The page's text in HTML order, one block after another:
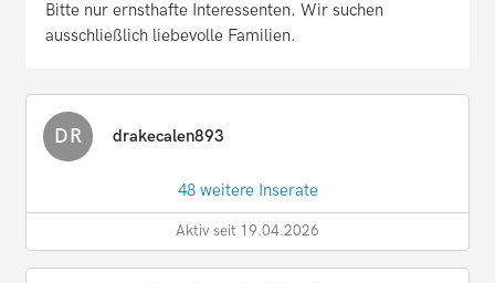
Bitte nur ernsthafte Interessenten. Wir suchen
ausschließlich liebevolle Familien.
DR drakecalen893
48 weitere Inserate
Aktiv seit 19.04.2026